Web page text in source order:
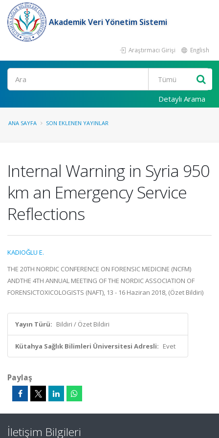
Akademik Veri Yönetim Sistemi
Araştırmacı Girişi English
Ara
Detaylı Arama
ANA SAYFA SON EKLENEN YAYINLAR
Internal Warning in Syria 950
km an Emergency Service
Reflections
KADIOĞLU E.
THE 20TH NORDIC CONFERENCE ON FORENSIC MEDICINE (NCFM)
ANDTHE 4TH ANNUAL MEETING OF THE NORDIC ASSOCIATION OF
FORENSICTOXICOLOGISTS (NAFT), 13 - 16 Haziran 2018, (Özet Bildiri)
Yayın Türü: Bildiri / Özet Bildiri
Kütahya Sağlık Bilimleri Üniversitesi Adresli: Evet
Paylaş
İletişim Bilgileri